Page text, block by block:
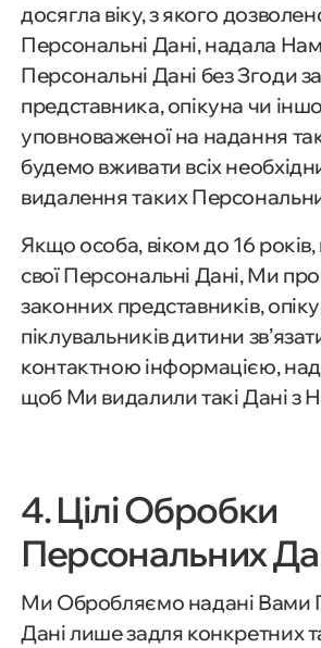
досягла віку, з якого
Персональні Дані, надала Нам
Персональні Дані без Згоди
представника, опікуна чи
уповноваженої на надання
будемо вживати всіх
видалення таких
Якщо особа, віком до 16
свої Персональні Дані, Ми
законних представників,
піклувальників дитини
контактною інформацією,
щоб Ми видалили такі Дані з
4. Цілі Обробки
Персональних
Ми Обробляємо надані Вами
Дані лише задля конкретних